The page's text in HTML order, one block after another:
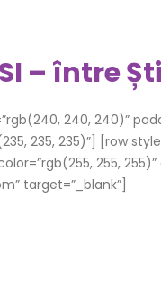
– între
240, 240)”
235, 235)”] [row
255,
target=”_blank”]